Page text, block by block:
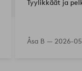
Tyylikkäät ja
Åsa B — 2026-